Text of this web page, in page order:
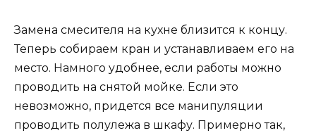
Замена смесителя на кухне близится к концу.
Теперь собираем кран и устанавливаем его на
место. Намного удобнее, если работы можно
проводить на снятой мойке. Если это
невозможно, придется все манипуляции
проводить полулежа в шкафу. Примерно так,